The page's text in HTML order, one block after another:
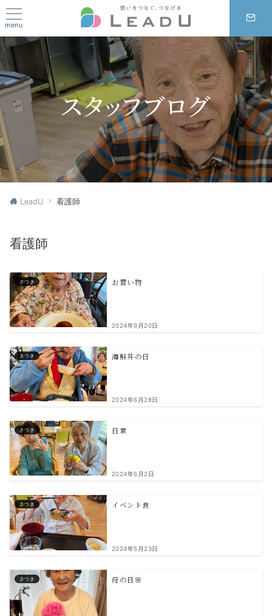
menu
LeadU 看護師
看護師
さつき お買い物
2024年9月20日
さつき 海鮮丼の日
2024年6月28日
さつき 日常
2024年6月2日
さつき イベント食
2024年5月23日
さつき 母の日🌸